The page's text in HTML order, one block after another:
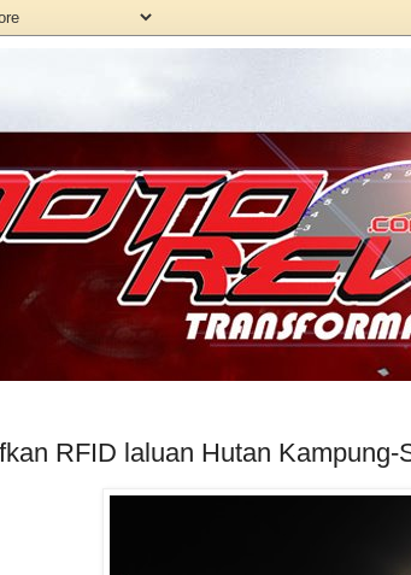
RFID laluan Hutan Kampung-